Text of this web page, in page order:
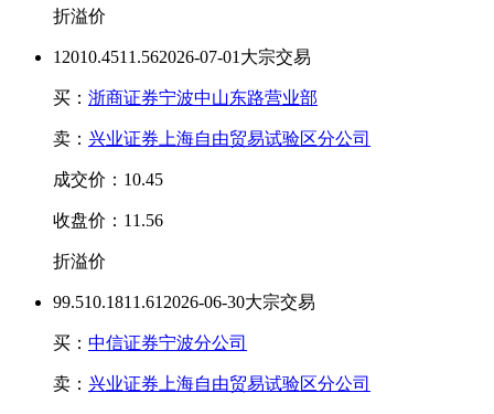
折溢价
12010.4511.562026-07-01大宗交易
买： 浙商证券宁波中山东路营业部
卖： 兴业证券上海自由贸易试验区分公司
成交价：10.45
收盘价：11.56
折溢价
99.510.1811.61 2026-06-30大宗交易
买： 中信证券宁波分公司
卖： 兴业证券上海自由贸易试验区分公司